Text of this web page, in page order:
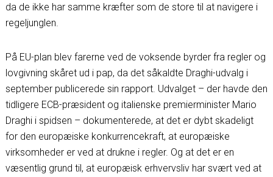
da de ikke har samme kræfter som de store til at navigere i
regeljunglen.
På EU-plan blev farerne ved de voksende byrder fra regler og
lovgivning skåret ud i pap, da det såkaldte Draghi-udvalg i
september publicerede sin rapport. Udvalget – der havde den
tidligere ECB-præsident og italienske premierminister Mario
Draghi i spidsen – dokumenterede, at det er dybt skadeligt
for den europæiske konkurrencekraft, at europæiske
virksomheder er ved at drukne i regler. Og at det er en
væsentlig grund til, at europæisk erhvervsliv har svært ved at